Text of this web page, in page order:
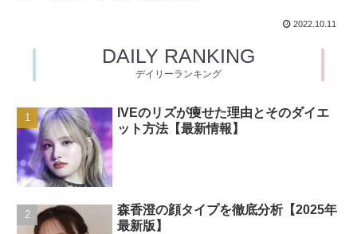
2022.10.11
DAILY RANKING
デイリーランキング
IVEのリズが痩せた理由とそのダイエ
ット方法【最新情報】
森香澄の顔タイプを徹底分析【2025年
最新版】